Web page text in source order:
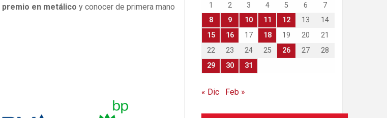
premio en metálico y conocer de primera mano
1
2 3 4 5 6
7
8
9 10 11 12 13
14
15
16 17 18 19 20
21
22
23 24 25 26 27
28
29
30 31
« Dic Feb »